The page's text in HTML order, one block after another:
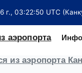
г., 03:22:50 UTC
аэропорта
рейсов T2
из аэропорта